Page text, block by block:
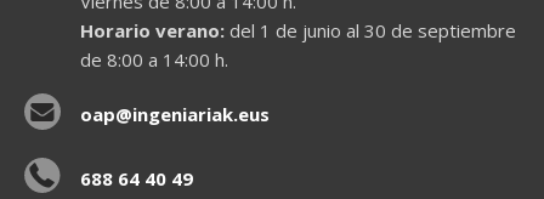
Horario verano:del 1 de junio al 30 de septiembre
de 8:00 a 14:00 h.
oap@ingeniariak.eus
688 64 40 49